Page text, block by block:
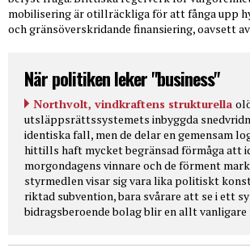
mobilisering är otillräckliga för att fånga upp
och gränsöverskridande finansiering, oavsett
När politiken leker "business"
Northvolt, vindkraftens strukturella
utsläppsrättssystemets inbyggda
identiska fall, men de delar en gemensam
hittills haft mycket begränsad förmåga att
morgondagens vinnare och de förment
styrmedlen visar sig vara lika politiskt
riktad subvention, bara svårare att se i ett
bidragsberoende bolag blir en allt vanligare